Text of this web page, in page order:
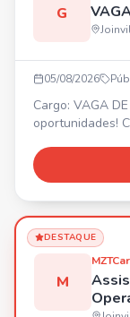
G
05/08/2026
Cargo: VAGA DE EMPREGO A
oportunidades!
Araquari/SC. 📍
Back Office –
Joinville/SC.
DESTAQUE
M